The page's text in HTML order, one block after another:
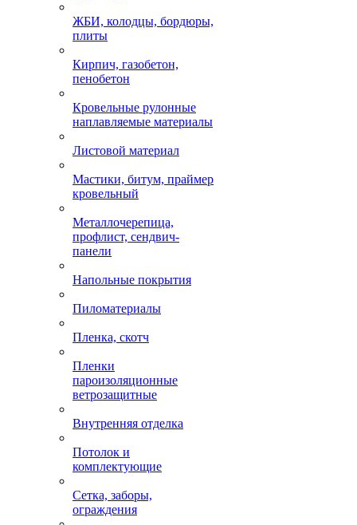
ЖБИ, колодцы, бордюры,
плиты
Кирпич, газобетон,
пенобетон
Кровельные рулонные
наплавляемые материалы
Листовой материал
Мастики, битум, праймер
кровельный
Металлочерепица,
профлист, сендвич-
панели
Напольные покрытия
Пиломатериалы
Пленка, скотч
Пленки
пароизоляционные
ветрозащитные
Внутренняя отделка
Потолок и
комплектующие
Сетка, заборы,
ограждения